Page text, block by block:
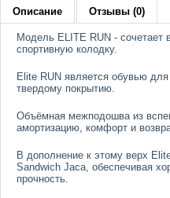
Описание Отзывы (0)
Модель ELITE RUN - сочетает
спортивную колодку.
Elite RUN является обувью
твердому покрытию.
Объёмная межподошва из
амортизацию, комфорт и
В дополнение к этому верх
Sandwich Jaca, обеспечивая
прочность.